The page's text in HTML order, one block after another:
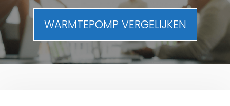
WARMTEPOMP VERGELIJKEN